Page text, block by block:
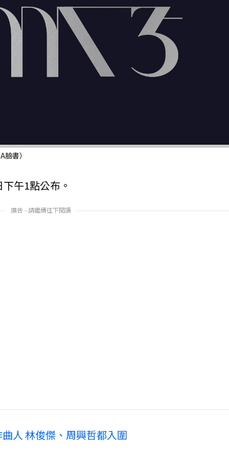
書）
午1點公布。
廣告 - 請繼續往下閱讀
人 林俊傑、周興哲都入圍